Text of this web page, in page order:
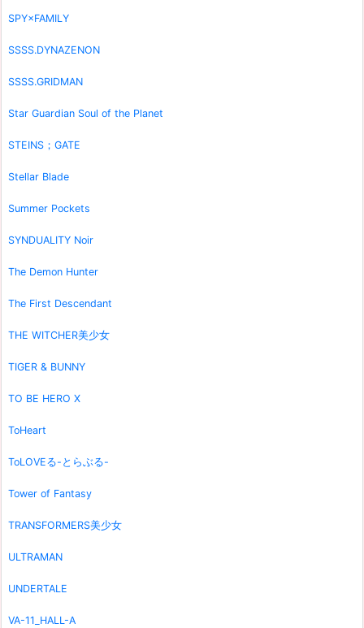
SPY×FAMILY
SSSS.DYNAZENON
SSSS.GRIDMAN
Star Guardian Soul of the Planet
STEINS；GATE
Stellar Blade
Summer Pockets
SYNDUALITY Noir
The Demon Hunter
The First Descendant
THE WITCHER美少女
TIGER & BUNNY
TO BE HERO X
ToHeart
ToLOVEる-とらぶる-
Tower of Fantasy
TRANSFORMERS美少女
ULTRAMAN
UNDERTALE
VA-11_HALL-A